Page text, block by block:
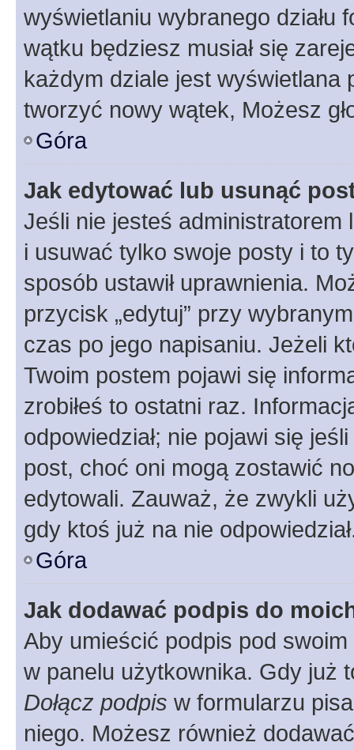
wyświetlaniu wybranego działu
wątku będziesz musiał się
każdym dziale jest wyświetlana
tworzyć nowy wątek, Możesz
Góra
Jak edytować lub usunąć
Jeśli nie jesteś
i usuwać tylko swoje posty i to
sposób ustawił uprawnienia.
przycisk „edytuj” przy
czas po jego napisaniu. Jeżeli
Twoim postem pojawi się
zrobiłeś to ostatni raz.
odpowiedział; nie pojawi się
post, choć oni mogą zostawić
edytowali. Zauważ, że zwykli
gdy ktoś już na nie
Góra
Jak dodawać podpis do
Aby umieścić podpis pod
w panelu użytkownika. Gdy już
Dołącz podpis w formularzu
niego. Możesz również